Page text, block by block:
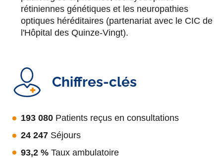
rétiniennes génétiques et les neuropathies
optiques héréditaires (partenariat avec le CIC de
l'Hôpital des Quinze-Vingt).
Chiffres-clés
193 080 Patients reçus en consultations
24 247 Séjours
93,2 % Taux ambulatoire